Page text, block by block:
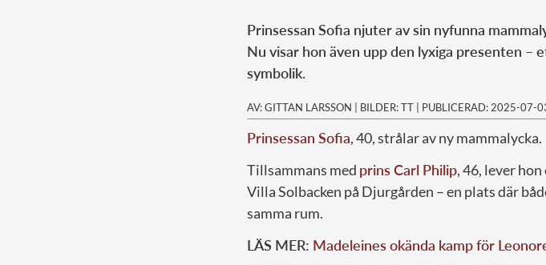
Prinsessan Sofia njuter av sin nyfunna
Nu visar hon även upp den lyxiga presenten –
symbolik.
AV: GITTAN LARSSON | BILDER: TT | PUBLICERAD: 2025-07-
Prinsessan Sofia, 40, strålar av ny mammalycka.
Tillsammans med prins Carl Philip, 46, lever
Villa Solbacken på Djurgården – en plats där
samma rum.
LÄS MER: Madeleines okända kamp för